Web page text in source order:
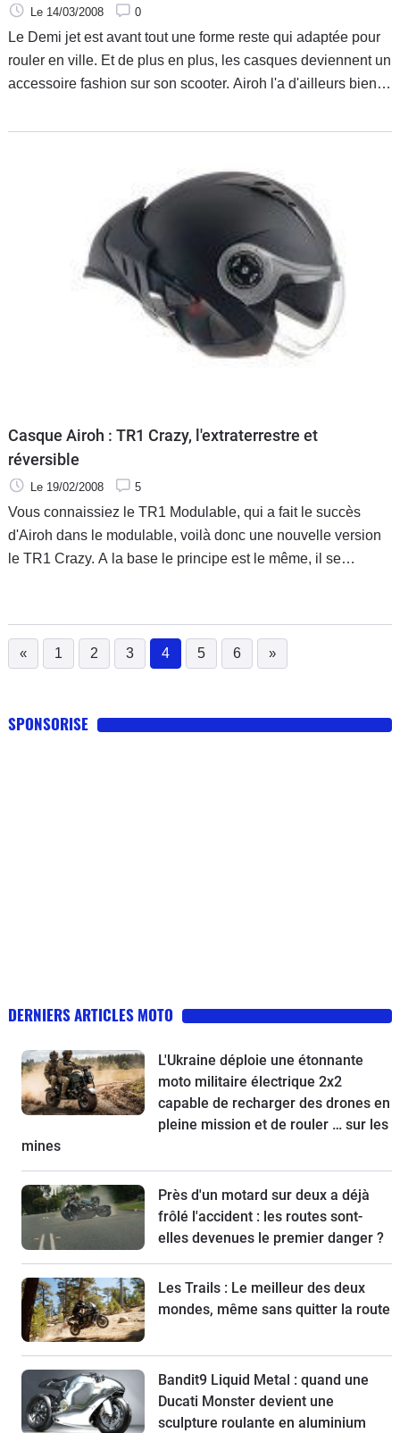
Le 14/03/2008 0
Le Demi jet est avant tout une forme reste qui adaptée pour
rouler en ville. Et de plus en plus, les casques deviennent un
accessoire fashion sur son scooter. Airoh l'a d'ailleurs bien
une version dorée « gold » assez unique dans son genre,
Casque Airoh : TR1 Crazy, l'extraterrestre et
réversible
Le 19/02/2008 5
Vous connaissiez le TR1 Modulable, qui a fait le succès
d'Airoh dans le modulable, voilà donc une nouvelle version
le TR1 Crazy. A la base le principe est le même, il se
« 1 2 3 4
(current)
5 6 »
SPONSORISE
DERNIERS ARTICLES MOTO
L'Ukraine déploie une étonnante
moto militaire électrique 2x2
capable de recharger des drones en
pleine mission et de rouler … sur les
mines
Près d'un motard sur deux a déjà
frôlé l'accident : les routes sont-
elles devenues le premier danger ?
Les Trails : Le meilleur des deux
mondes, même sans quitter la route
Bandit9 Liquid Metal : quand une
Ducati Monster devient une
sculpture roulante en aluminium